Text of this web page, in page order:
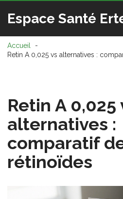
Accueil
Retin A 0,025 vs alternatives :
Retin A 0,025
alternatives :
comparatif
rétinoïdes